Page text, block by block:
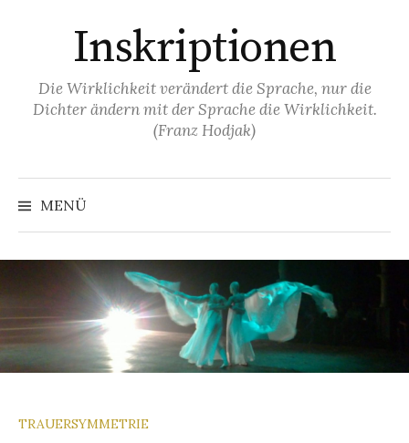
Inskriptionen
Die Wirklichkeit verändert die Sprache, nur die
Dichter ändern mit der Sprache die Wirklichkeit.
(Franz Hodjak)
MENÜ
TRAUERSYMMETRIE